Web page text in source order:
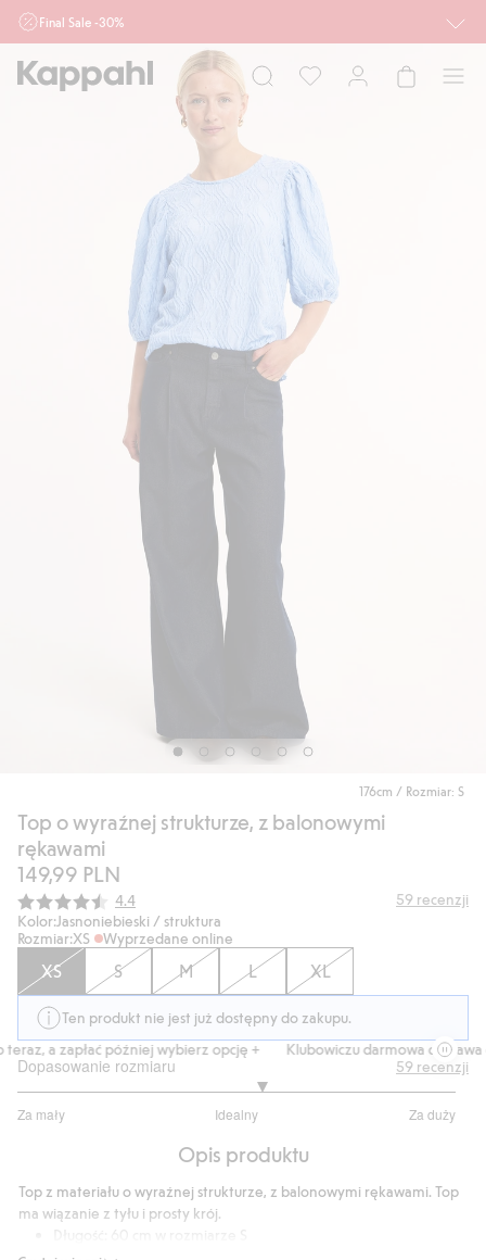
Final Sale -30%
Ważne przy zakupie min. 2 sztuk produktów włączonych w ofertę, również z
działu outlet do 10.8 w sklepach Kappahl i Newbie oraz na kappahl.com. Ofert
nie łączymy
Mężczyzna
176cm / Rozmiar: S
Top o wyraźnej strukturze, z balonowymi
rękawami
149,99 PLN
Średnia ocena:
4.4 59 recenzji
Kolor:Jasnoniebieski / struktura
Rozmiar:XS Wyprzedane online
XS S M L XL
Ten produkt nie jest już dostępny do zakupu.
a zapłać później wybierz opcję +
Klubowiczu darmowa dostawa
Dopasowanie rozmiaru
Za mały Idealny Za duży
na
52
głosów
59 recenzji
Opis produktu
Top z materiału o wyraźnej strukturze, z balonowymi rękawami. Top
ma wiązanie z tyłu i prosty krój.
Numer artykułu